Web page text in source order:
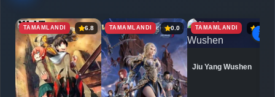
TAMAMLANDI 6.8 TAMAMLANDI 0.0 TAMAMLANDI 6.9
Jiu Yang Wushen